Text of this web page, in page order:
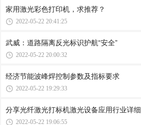
家用激光彩色打印机，求推荐？
2022-05-22 20:41:25
武威：道路隔离反光标识护航“安全”
2022-05-22 20:00:32
经济节能波峰焊控制参数及指标要求
2022-05-22 19:29:33
分享光纤激光打标机激光设备应用行业详细
2022-05-22 19:06:55